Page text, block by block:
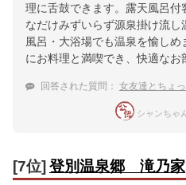
理に舌鼓できます。露天風呂付
なだけみずいらず源泉掛け流
風呂・大浴場でも温泉を愉し
にお料理と満喫でき、快適なお
回答された質問： 女友達とちょっと
シャンちゃ
[7位]登別温泉郷 滝乃家